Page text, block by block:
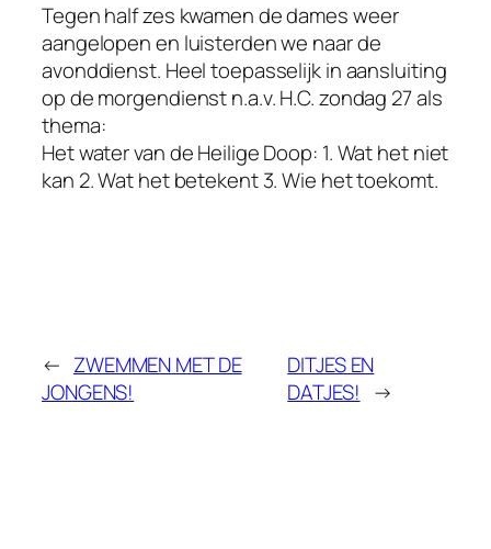
Tegen half zes kwamen de dames weer
aangelopen en luisterden we naar de
avonddienst. Heel toepasselijk in aansluiting
op de morgendienst n.a.v. H.C. zondag 27 als
thema:
Het water van de Heilige Doop: 1. Wat het niet
kan 2. Wat het betekent 3. Wie het toekomt.
← ZWEMMEN MET DE
JONGENS!
DITJES EN
DATJES! →